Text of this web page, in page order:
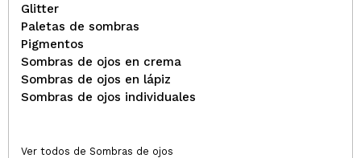
Glitter
Paletas de sombras
Pigmentos
Sombras de ojos en crema
Sombras de ojos en lápiz
Sombras de ojos individuales
Ver todos de Sombras de ojos